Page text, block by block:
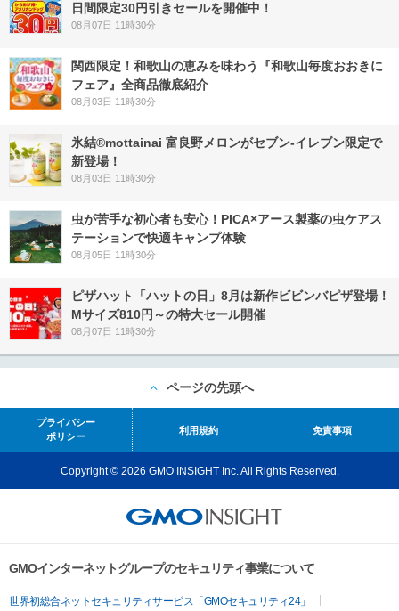
日間限定30円引きセールを開催中！
08月07日 11時30分
関西限定！和歌山の恵みを味わう『和歌山毎度おおきに
フェア』全商品徹底紹介
08月03日 11時30分
氷結®mottainai 富良野メロンがセブン‐イレブン限定で
新登場！
08月03日 11時30分
虫が苦手な初心者も安心！PICA×アース製薬の虫ケアス
テーションで快適キャンプ体験
08月05日 11時30分
ピザハット「ハットの日」8月は新作ビビンバピザ登場！
Mサイズ810円～の特大セール開催
08月07日 11時30分
ページの先頭へ
プライバシー
ポリシー
利用規約 免責事項
Copyright © 2026 GMO INSIGHT Inc. All Rights Reserved.
GMOインターネットグループのセキュリティ事業について
世界初総合ネットセキュリティサービス「GMOセキュリティ24」